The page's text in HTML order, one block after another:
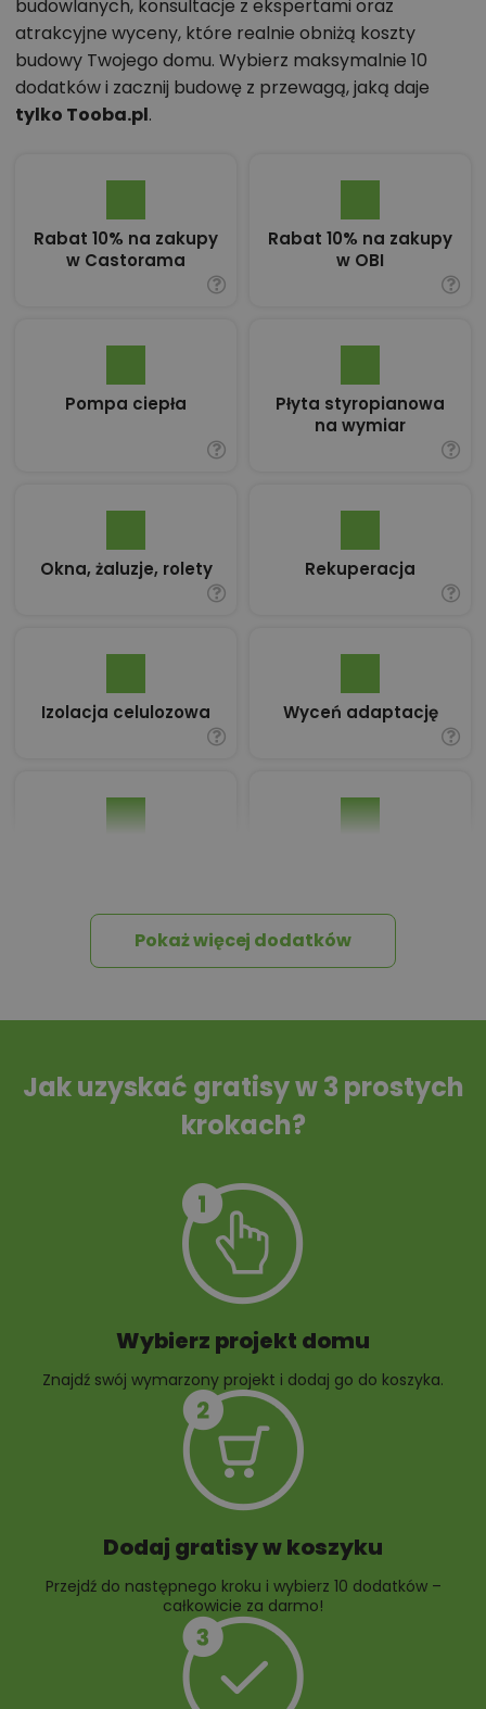
budowlanych, konsultacje z ekspertami oraz
atrakcyjne wyceny, które realnie obniżą koszty
budowy Twojego domu. Wybierz maksymalnie 10
dodatków i zacznij budowę z przewagą, jaką daje
tylko Tooba.pl.
Rabat 10% na zakupy
w Castorama
Rabat 10% na zakupy
w OBI
Pompa ciepła
Płyta styropianowa
na wymiar
Okna, żaluzje, rolety Rekuperacja
Izolacja celulozowa Wyceń adaptację
Tablica informacyjna
Przydomowa
10 projektów małej
10 projektów rabat
Pokaż więcej dodatków
Jak uzyskać gratisy w 3 prostych
krokach?
Wybierz projekt domu
Znajdź swój wymarzony projekt i dodaj go do koszyka.
Dodaj gratisy w koszyku
Przejdź do następnego kroku i wybierz 10 dodatków –
całkowicie za darmo!